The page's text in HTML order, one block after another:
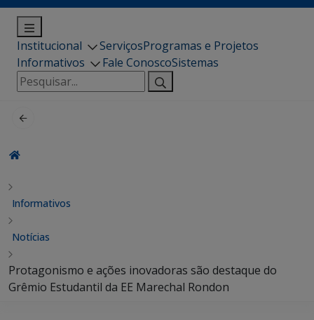
Institucional ServiçosProgramas e Projetos
Informativos
Fale ConoscoSistemas
Pesquisar
por:
Informativos
Notícias
Protagonismo e ações inovadoras são destaque do
Grêmio Estudantil da EE Marechal Rondon